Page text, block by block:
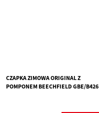
CZAPKA ZIMOWA ORIGINAL Z
POMPONEM BEECHFIELD GBE/B426